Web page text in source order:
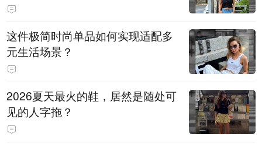
这件极简时尚单品如何实现适配多
元生活场景？
2026夏天最火的鞋，居然是随处可
见的人字拖？